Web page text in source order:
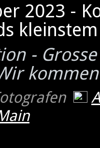
2023 -
-
A